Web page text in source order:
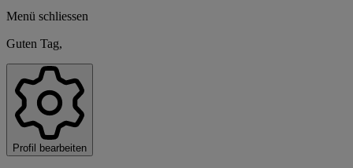
Menü schliessen
Guten Tag,
Profil bearbeiten